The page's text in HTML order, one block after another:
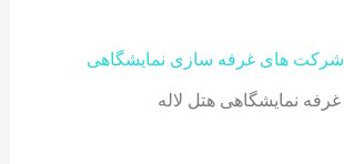
غرفه نمایشگاهی هتل لاله